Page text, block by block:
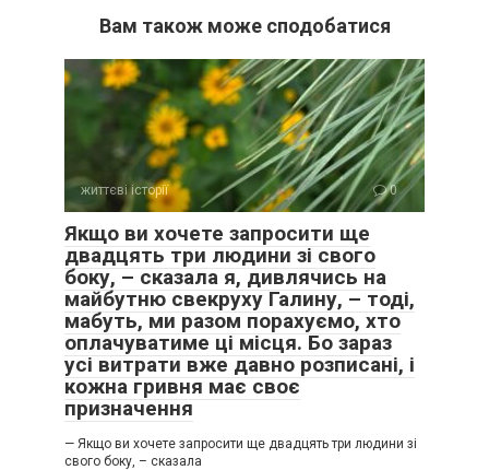
Вам також може сподобатися
життєві історії 0
Якщо ви хочете запросити ще
двадцять три людини зі свого
боку, – сказала я, дивлячись на
майбутню свекруху Галину, – тоді,
мабуть, ми разом порахуємо, хто
оплачуватиме ці місця. Бо зараз
усі витрати вже давно розписані, і
кожна гривня має своє
призначення
— Якщо ви хочете запросити ще двадцять три людини зі
свого боку, – сказала